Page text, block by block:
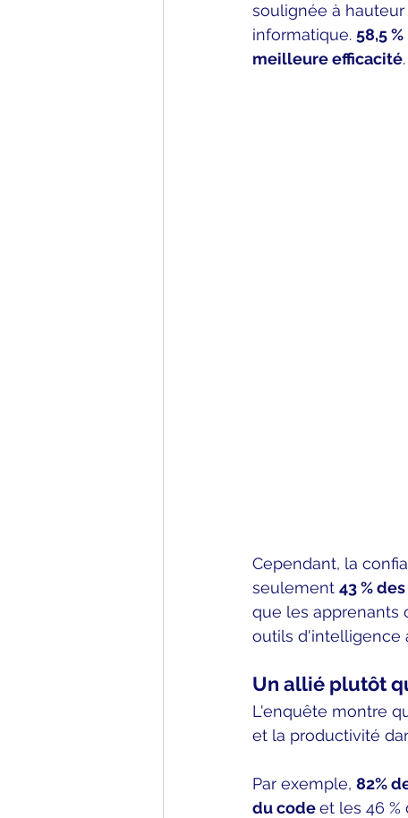
soulignée à
informatique. 58,5 %
meilleure efficacité.
Cependant, la
seulement 43 %
que les apprenants
outils d'intelligence
Un allié plutôt
L'enquête montre
et la productivité
Par exemple, 82%
du code et les 46